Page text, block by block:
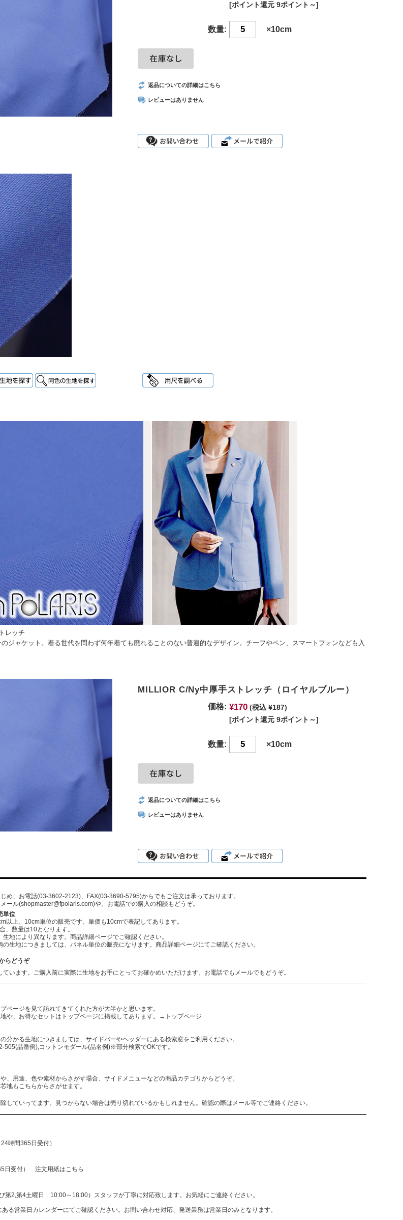
[ポイント還元 9ポイント～]
数量: ×10cm
返品についての詳細はこちら
レビューはありません
レッチ
ジャケット。着る世代を問わず何年着ても廃れることのない普遍的なデザイン。チーフやペン、スマートフォンなども入
MILLIOR C/Ny中厚手ストレッチ（ロイヤルブルー）
価格: ¥170 (税込 ¥187)
[ポイント還元 9ポイント～]
数量: ×10cm
返品についての詳細はこちら
レビューはありません
め、お電話(03-3602-2123)、FAX(03-3690-5795)からでもご注文は承っております。
ール(shopmaster@fpolaris.com)や、お電話での購入の相談もどうぞ。
単位
以上、10cm単位の販売です。単価も10cmで表記してあります。
、数量は10となります。
生地により異なります。商品詳細ページでご確認ください。
生地につきましては、パネル単位の販売になります。商品詳細ページにてご確認ください。
らどうぞ
います。ご購入前に実際に生地をお手にとってお確かめいただけます。お電話でもメールでもどうぞ。
ページを見て訪れてきてくれた方が大半かと思います。
や、お得なセットはトップページに掲載してあります。
→トップページ
分かる生地につきましては、サイドバーやヘッダーにある検索窓をご利用ください。
505(品番例),コットンモダール(品名例)※部分検索でOKです。
、用途、色や素材からさがす場合、サイドメニューなどの商品カテゴリからどうぞ。
地もこちらからさがせます。
していってます。見つからない場合は売り切れているかもしれません。確認の際はメール等でご連絡ください。
24時間365日受付）
受付）
注文用紙はこちら
第2,第4土曜日 10:00～18:00）スタッフが丁寧に対応致します。お気軽にご連絡ください。
る営業日カレンダーにてご確認ください。お問い合わせ対応、発送業務は営業日のみとなります。